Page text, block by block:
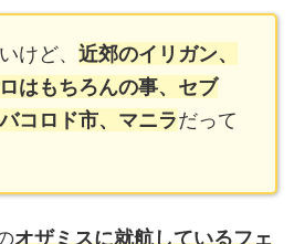
けど、 近郊のイリガン、
はもちろんの事、セブ
コロド市、マニラだって
オザミスに就航しているフェ